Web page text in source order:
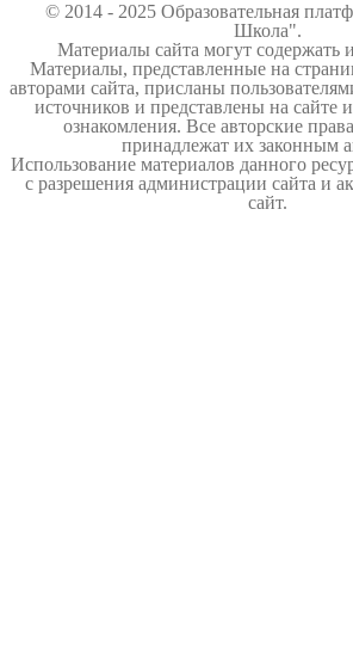
© 2014 - 2025 Образовательная
Школа".
Материалы сайта могут
Материалы, представленные на
авторами сайта, присланы
источников и представлены на сайте
ознакомления. Все авторские
принадлежат их законным
Использование материалов данного
с разрешения администрации сайта и
сайт.